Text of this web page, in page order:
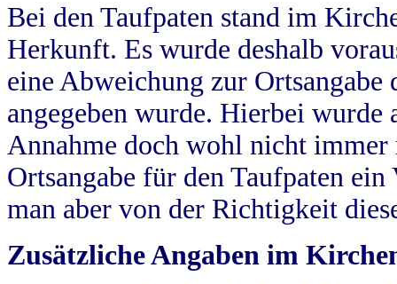
Bei den Taufpaten stand im
Herkunft. Es wurde deshalb
eine Abweichung zur
angegeben wurde. Hierbei wurde
Annahme doch wohl nicht
Ortsangabe für den Taufpaten
man aber von der Richtigkeit
Zusätzliche Angaben im